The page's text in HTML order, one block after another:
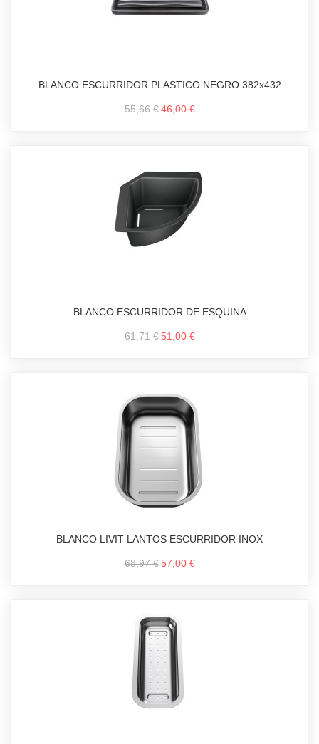
BLANCO ESCURRIDOR PLASTICO NEGRO 382x432
55,66 € 46,00 €
BLANCO ESCURRIDOR DE ESQUINA
61,71 € 51,00 €
BLANCO LIVIT LANTOS ESCURRIDOR INOX
68,97 € 57,00 €